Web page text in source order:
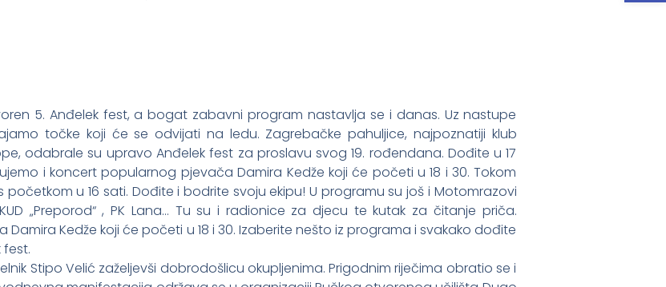
5. Anđelek fest, a bogat zabavni program nastavlja se i danas. Uz nastupe
točke koji će se odvijati na ledu. Zagrebačke pahuljice, najpoznatiji klub
odabrale su upravo Anđelek fest za proslavu svog 19. rođendana. Dođite u 17
i koncert popularnog pjevača Damira Kedže koji će početi u 18 i 30. Tokom
u 16 sati. Dođite i bodrite svoju ekipu! U programu su još i Motomrazovi
„Preporod“ , PK Lana… Tu su i radionice za djecu te kutak za čitanje priča.
Kedže koji će početi u 18 i 30. Izaberite nešto iz programa i svakako dođite
fest.
Stipo Velić zaželjevši dobrodošlicu okupljenima. Prigodnim riječima obratio se i